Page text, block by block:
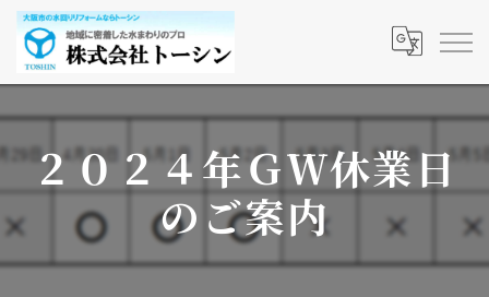
２０２４年ＧＷ休業日
のご案内